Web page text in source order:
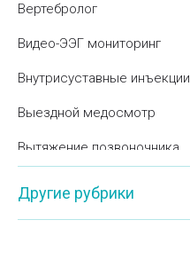
Вертебролог
Видео-ЭЭГ мониторинг
Внутрисуставные инъекции
Выездной медосмотр
Вытяжение позвоночника
Гастроскопия
Гинекология
Другие рубрики